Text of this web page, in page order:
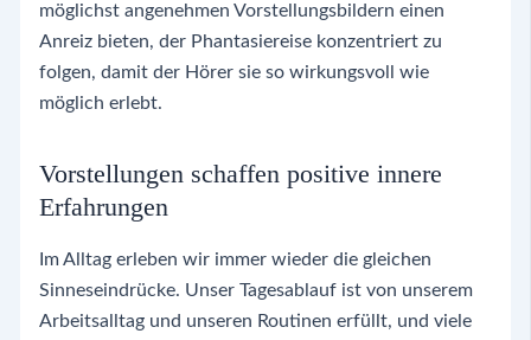
möglichst angenehmen Vorstellungsbildern einen
Anreiz bieten, der Phantasiereise konzentriert zu
folgen, damit der Hörer sie so wirkungsvoll wie
möglich erlebt.
Vorstellungen schaffen positive innere
Erfahrungen
Im Alltag erleben wir immer wieder die gleichen
Sinneseindrücke. Unser Tagesablauf ist von unserem
Arbeitsalltag und unseren Routinen erfüllt, und viele